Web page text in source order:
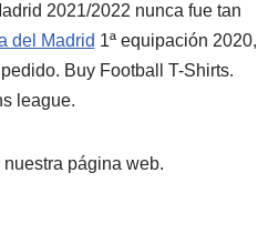
2021/2022 nunca fue tan
del Madrid 1ª equipación 2020,
Buy Football T-Shirts.
league.
página web.